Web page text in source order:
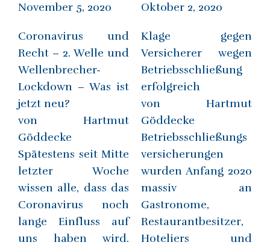
November 5, 2020
Coronavirus und
Recht – 2. Welle und
Wellenbrecher-
Lockdown – Was ist
jetzt neu?
von Hartmut
Göddecke
Spätestens seit Mitte
letzter Woche
wissen alle, dass das
Coronavirus noch
lange Einfluss auf
uns haben wird.
Oktober 2, 2020
Klage gegen
Versicherer wegen
Betriebsschließung
erfolgreich
von Hartmut
Göddecke
Betriebsschließungs
versicherungen
wurden Anfang 2020
massiv an
Gastronome,
Restaurantbesitzer,
Hoteliers und